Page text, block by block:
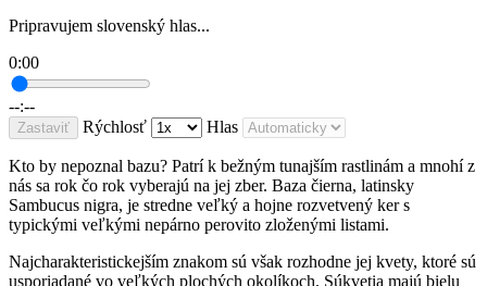
Pripravujem slovenský hlas...
0:00
--:--
Zastaviť Rýchlosť Hlas
Kto by nepoznal bazu? Patrí k bežným tunajším rastlinám a mnohí z
nás sa rok čo rok vyberajú na jej zber. Baza čierna, latinsky
Sambucus nigra, je stredne veľký a hojne rozvetvený ker s
typickými veľkými nepárno perovito zloženými listami.
Najcharakteristickejším znakom sú však rozhodne jej kvety, ktoré sú
usporiadané vo veľkých plochých okolíkoch. Súkvetia majú bielu